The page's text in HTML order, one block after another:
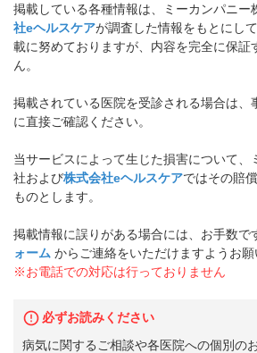
掲載している各種情報は、ミーカンパニー
社eヘルスケアが調査した情報をもとにし
載に努めておりますが、内容を完全に保証
ん。
掲載されている医院を受診される場合は、
に直接ご確認ください。
当サービスによって生じた損害について、
社および株式会社eヘルスケアではその賠
ものとします。
掲載情報に誤りがある場合には、お手数で
ォーム からご連絡をいただけますようお願
※お電話での対応は行っておりません
必ずお読みください
病気に関するご相談や各医院への個別の